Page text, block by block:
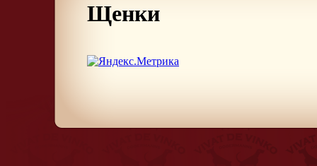
Щенки